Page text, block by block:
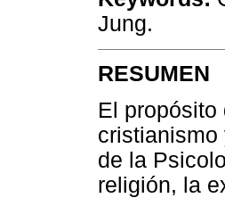
Jung.
RESUMEN
El
cristianismo
de la
religión, la